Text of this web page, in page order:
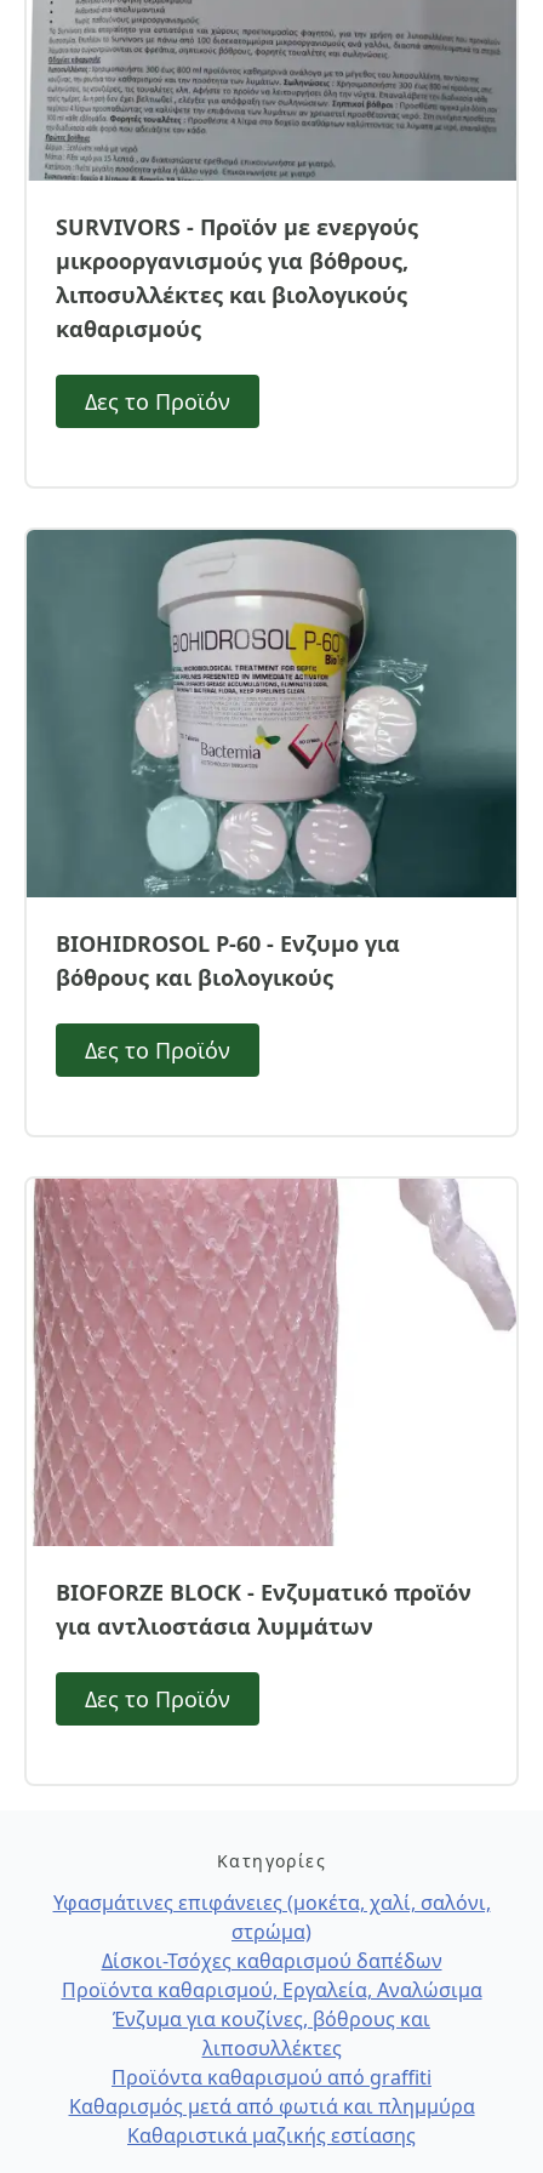
SURVIVORS - Προϊόν με ενεργούς
μικροοργανισμούς για βόθρους,
λιποσυλλέκτες και βιολογικούς
καθαρισμούς
Δες το Προϊόν
BIOHIDROSOL P-60 - Ενζυμο για
βόθρους και βιολογικούς
Δες το Προϊόν
BIOFORZE BLOCK - Ενζυματικό προϊόν
για αντλιοστάσια λυμμάτων
Δες το Προϊόν
Κατηγορίες
Υφασμάτινες επιφάνειες (μοκέτα, χαλί, σαλόνι,
στρώμα)
Δίσκοι-Τσόχες καθαρισμού δαπέδων
Προϊόντα καθαρισμού, Εργαλεία, Αναλώσιμα
Ένζυμα για κουζίνες, βόθρους και
λιποσυλλέκτες
Προϊόντα καθαρισμού από graffiti
Καθαρισμός μετά από φωτιά και πλημμύρα
Καθαριστικά μαζικής εστίασης